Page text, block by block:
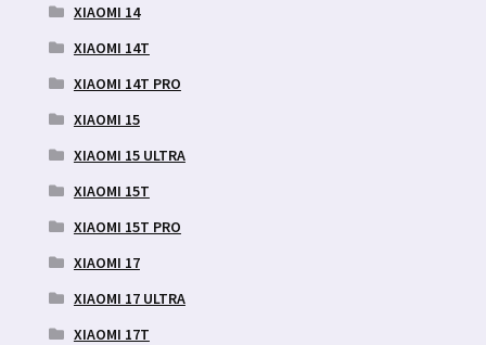
XIAOMI 14
XIAOMI 14T
XIAOMI 14T PRO
XIAOMI 15
XIAOMI 15 ULTRA
XIAOMI 15T
XIAOMI 15T PRO
XIAOMI 17
XIAOMI 17 ULTRA
XIAOMI 17T